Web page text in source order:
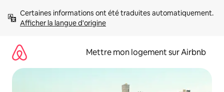
directement
Afficher la langue d'origine
Mettre mon logement sur Airbnb